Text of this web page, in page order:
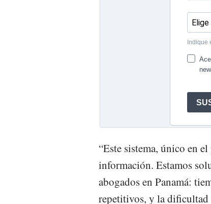
“Este sistema, único en
información. Estamos
abogados en Panamá:
repetitivos, y la dificultad